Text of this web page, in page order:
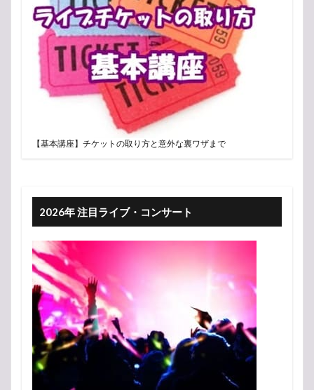
【基本講座】チケットの取り方と意外な裏ワザまで
2026年 注目ライブ・コンサート